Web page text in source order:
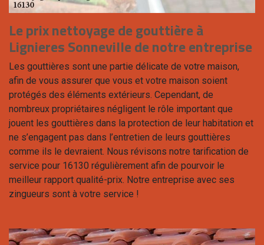
Le prix nettoyage de gouttière à
Lignieres Sonneville de notre entreprise
Les gouttières sont une partie délicate de votre maison,
afin de vous assurer que vous et votre maison soient
protégés des éléments extérieurs. Cependant, de
nombreux propriétaires négligent le rôle important que
jouent les gouttières dans la protection de leur habitation et
ne s’engagent pas dans l’entretien de leurs gouttières
comme ils le devraient. Nous révisons notre tarification de
service pour 16130 régulièrement afin de pourvoir le
meilleur rapport qualité-prix. Notre entreprise avec ses
zingueurs sont à votre service !